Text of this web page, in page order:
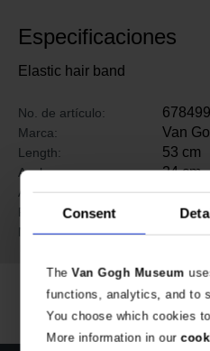
Consent
TheVan Gogh Museum
functions, analytics, and to
You choose which cookies
More information in our
Especificaciones
Elastic hair band
No. de artículo: 678499
Marca: Van
Length: 53 cm
Ancho: 24 cm
Alto: 0.2 cm
Peso: 36
Material: RPET